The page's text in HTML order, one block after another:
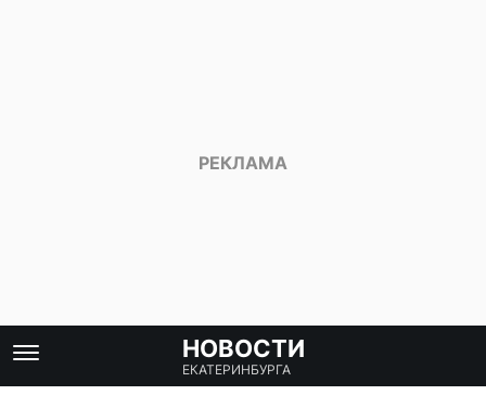
НОВОСТИ
ЕКАТЕРИНБУРГА